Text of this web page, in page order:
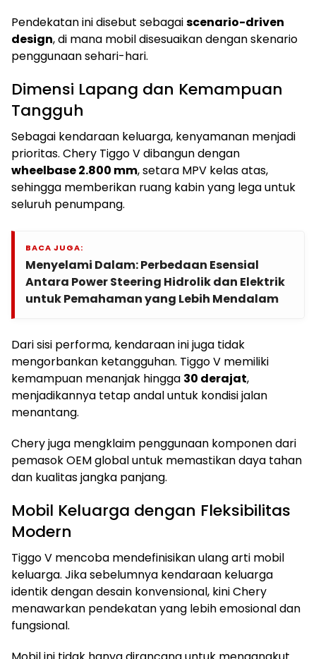
Pendekatan ini disebut sebagaiscenario-driven
design, di mana mobil disesuaikan dengan skenario
penggunaan sehari-hari.
Dimensi Lapang dan Kemampuan
Tangguh
Sebagai kendaraan keluarga, kenyamanan menjadi
prioritas. Chery Tiggo V dibangun dengan
wheelbase 2.800 mm, setara MPV kelas atas,
sehingga memberikan ruang kabin yang lega untuk
seluruh penumpang.
BACA JUGA:
Menyelami Dalam: Perbedaan Esensial
Antara Power Steering Hidrolik dan Elektrik
untuk Pemahaman yang Lebih Mendalam
Dari sisi performa, kendaraan ini juga tidak
mengorbankan ketangguhan. Tiggo V memiliki
kemampuan menanjak hingga 30 derajat,
menjadikannya tetap andal untuk kondisi jalan
menantang.
Chery juga mengklaim penggunaan komponen dari
pemasok OEM global untuk memastikan daya tahan
dan kualitas jangka panjang.
Mobil Keluarga dengan Fleksibilitas
Modern
Tiggo V mencoba mendefinisikan ulang arti mobil
keluarga. Jika sebelumnya kendaraan keluarga
identik dengan desain konvensional, kini Chery
menawarkan pendekatan yang lebih emosional dan
fungsional.